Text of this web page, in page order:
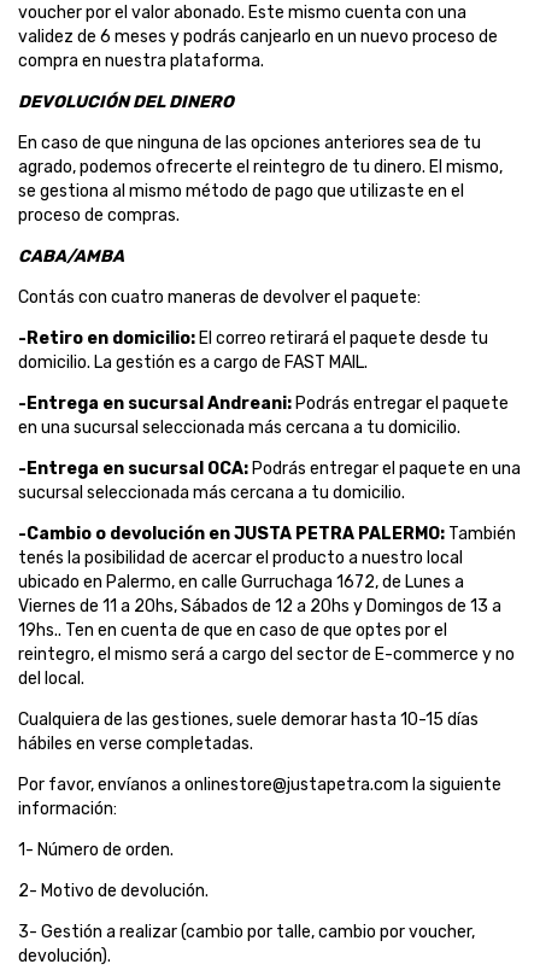
voucher por el valor abonado. Este mismo cuenta con una
validez de 6 meses y podrás canjearlo en un nuevo proceso de
compra en nuestra plataforma.
DEVOLUCIÓN DEL DINERO
En caso de que ninguna de las opciones anteriores sea de tu
agrado, podemos ofrecerte el reintegro de tu dinero. El mismo,
se gestiona al mismo método de pago que utilizaste en el
proceso de compras.
CABA/AMBA
Contás con cuatro maneras de devolver el paquete:
-Retiro en domicilio: El correo retirará el paquete desde tu
domicilio. La gestión es a cargo de FAST MAIL.
-Entrega en sucursal Andreani: Podrás entregar el paquete
en una sucursal seleccionada más cercana a tu domicilio.
-Entrega en sucursal OCA: Podrás entregar el paquete en una
sucursal seleccionada más cercana a tu domicilio.
-Cambio o devolución en JUSTA PETRA PALERMO: También
tenés la posibilidad de acercar el producto a nuestro local
ubicado en Palermo, en calle Gurruchaga 1672, de Lunes a
Viernes de 11 a 20hs, Sábados de 12 a 20hs y Domingos de 13 a
19hs.. Ten en cuenta de que en caso de que optes por el
reintegro, el mismo será a cargo del sector de E-commerce y no
del local.
Cualquiera de las gestiones, suele demorar hasta 10-15 días
hábiles en verse completadas.
Por favor, envíanos a onlinestore@justapetra.com la siguiente
información:
1- Número de orden.
2- Motivo de devolución.
3- Gestión a realizar (cambio por talle, cambio por voucher,
devolución).